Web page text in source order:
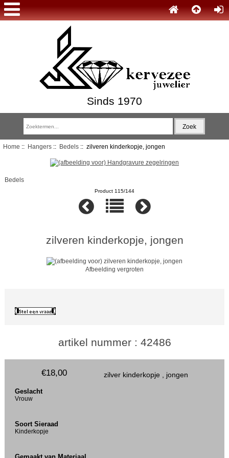
Sinds 1970
Home :: Hangers:: Bedels:: zilveren kinderkopje, jongen
Bedels
Product 115/144
zilveren kinderkopje, jongen
Afbeelding vergroten
artikel nummer : 42486
zilver kinderkopje , jongen
€18,00
Geslacht
Vrouw
Soort Sieraad
Kinderkopje